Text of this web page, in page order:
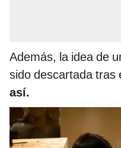
Además, la idea de
sido descartada tras
así.